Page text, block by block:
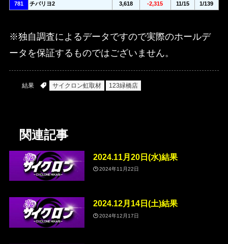
781 チバリヨ2 3,618 -2,315 11/15 1/139
※独自調査によるデータですので実際のホールデ
ータを保証するものではございません。
結果 サイクロン虹取材 123緑橋店
関連記事
2024.11月20日(水)結果
2024年11月22日
2024.12月14日(土)結果
2024年12月17日